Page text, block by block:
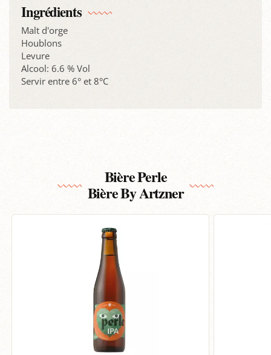
Ingrédients
Malt d'orge
Houblons
Levure
Alcool: 6.6 % Vol
Servir entre 6° et 8°C
Bière Perle
Bière By Artzner